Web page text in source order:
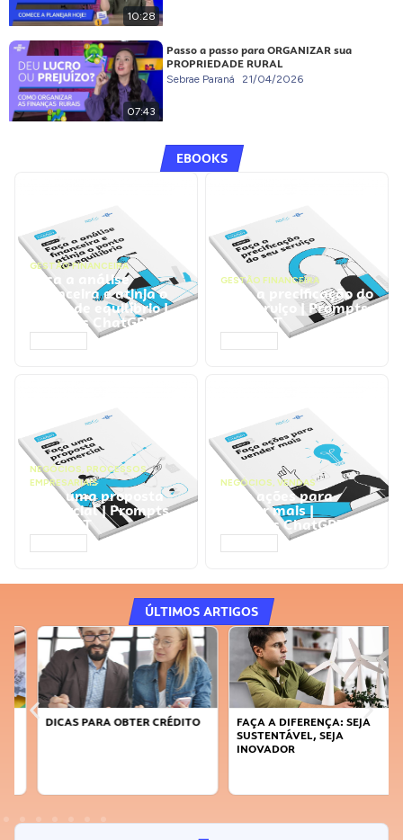
10:28
07:43
Passo a passo para ORGANIZAR sua
PROPRIEDADE RURAL
Sebrae Paraná 21/04/2026
EBOOKS
GESTÃO FINANCEIRA
Faça a análise
financeira e atinja o
ponto de equilíbrio |
Prompts ChatGPT
GESTÃO FINANCEIRA
Faça a precificação do
seu serviço | Prompts
ChatGPT
NEGÓCIOS, PROCESSOS
EMPRESARIAIS
Faça uma proposta
comercial | Prompts
ChatGPT
NEGÓCIOS, VENDAS
Faça ações para
vender mais |
Prompts ChatGPT
ÚLTIMOS ARTIGOS
DICAS PARA OBTER CRÉDITO
FAÇA A DIFERENÇA: SEJA
SUSTENTÁVEL, SEJA
INOVADOR